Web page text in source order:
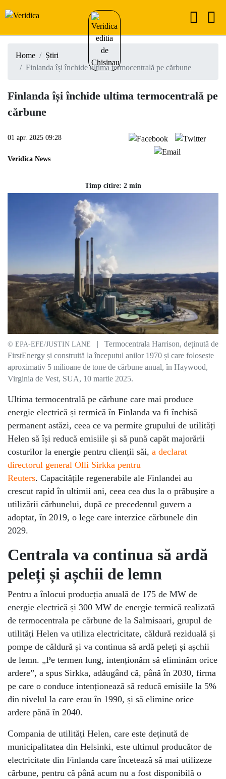
Home
Știri
Finlanda își închide ultima termocentrală pe cărbune
Finlanda își închide ultima termocentrală pe
cărbune
© EPA-EFE/JUSTIN LANE
| Termocentrala Harrison, deținută de
FirstEnergy și construită la începutul anilor 1970 și care folosește
aproximativ 5 milioane de tone de cărbune anual, în Haywood,
Virginia de Vest, SUA, 10 martie 2025.
Ultima termocentrală pe cărbune care mai produce
energie electrică și termică în Finlanda va fi închisă
permanent astăzi, ceea ce va permite grupului de utilități
Helen să își reducă emisiile și să pună capăt majorării
costurilor la energie pentru clienții săi, a declarat
directorul general Olli Sirkka pentru
Reuters. Capacitățile regenerabile ale Finlandei au
crescut rapid în ultimii ani, ceea cea dus la o prăbușire a
utilizării cărbunelui, după ce precedentul guvern a
adoptat, în 2019, o lege care interzice cărbunele din
2029.
Centrala va continua să ardă
peleți și așchii de lemn
Pentru a înlocui producția anuală de 175 de MW de
energie electrică și 300 MW de energie termică realizată
de termocentrala pe cărbune de la Salmisaari, grupul de
utilități Helen va utiliza electricitate, căldură reziduală și
pompe de căldură și va continua să ardă peleți și așchii
de lemn. „Pe termen lung, intenționăm să eliminăm orice
ardere”, a spus Sirkka, adăugând că, până în 2030, firma
pe care o conduce intenționează să reducă emisiile la 5%
din nivelul la care erau în 1990, și să elimine orice
ardere până în 2040.
Compania de utilități Helen, care este deținută de
municipalitatea din Helsinki, este ultimul producător de
electricitate din Finlanda care încetează să mai utilizeze
cărbune, pentru că până acum nu a fost disponibilă o
01 apr. 2025 09:28
Veridica News
Timp citire: 2 min